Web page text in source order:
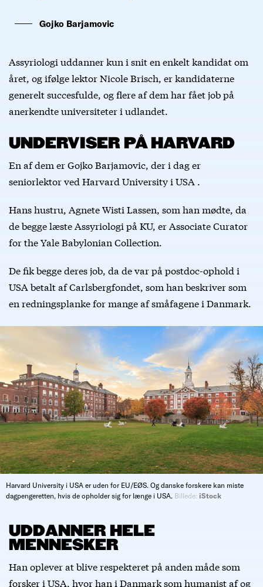
Gojko Barjamovic
Assyriologi uddanner kun i snit en enkelt kandidat om
året, og ifølge lektor Nicole Brisch, er kandidaterne
generelt succesfulde, og flere af dem har fået job på
anerkendte universiteter i udlandet.
UNDERVISER PÅ HARVARD
En af dem er Gojko Barjamovic, der i dag er
seniorlektor ved Harvard University i USA .
Hans hustru, Agnete Wisti Lassen, som han mødte, da
de begge læste Assyriologi på KU, er Associate Curator
for the Yale Babylonian Collection.
De fik begge deres job, da de var på postdoc-ophold i
USA betalt af Carlsbergfondet, som han beskriver som
en redningsplanke for mange af småfagene i Danmark.
Harvard University i USA er uden for EU/EØS. Og danske forskere kan miste
dagpengeretten, hvis de opholder sig for længe i USA. Billede: iStock
UDDANNER HELE
MENNESKER
Han oplever at blive respekteret på anden måde som
forsker i USA, hvor han i Danmark som humanist af og